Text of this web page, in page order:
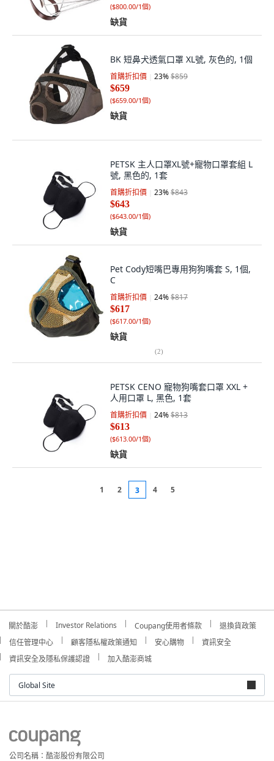
($800.00/1個)
缺貨
BK 短鼻犬透氣口罩 XL號, 灰色的, 1個
首購折扣價 23%$859
$659
($659.00/1個)
缺貨
PETSK 主人口罩XL號+寵物口罩套組 L
號, 黑色的, 1套
首購折扣價 23%$843
$643
($643.00/1個)
缺貨
Pet Cody短嘴巴專用狗狗嘴套 S, 1個,
C
首購折扣價 24%$817
$617
($617.00/1個)
缺貨
(2)
PETSK CENO 寵物狗嘴套口罩 XXL +
人用口罩 L, 黑色, 1套
首購折扣價 24%$813
$613
($613.00/1個)
缺貨
1 2 3 4 5
關於酷澎 Investor Relations Coupang使用者條款
退換貨政策
信任管理中心
顧客隱私權政策通知 安心購物
資訊安全
資訊安全及隱私保護認證
加入酷澎商城
Global Site
公司名稱：酷澎股份有限公司